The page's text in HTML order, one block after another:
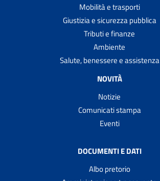
Mobilità e trasporti
Giustizia e sicurezza pubblica
Tributi e finanze
Ambiente
Salute, benessere e assistenza
NOVITÀ
Notizie
Comunicati stampa
Eventi
DOCUMENTI E DATI
Albo pretorio